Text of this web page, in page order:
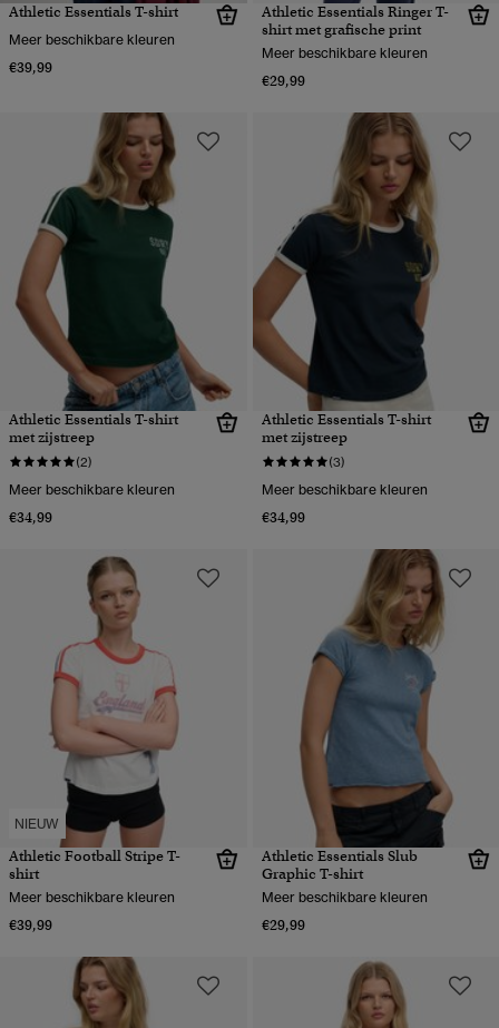
Athletic Essentials T-shirt
Meer beschikbare kleuren
€39,99
Athletic Essentials Ringer T-
shirt met grafische print
Meer beschikbare kleuren
€29,99
Athletic Essentials T-shirt
met zijstreep
(2)
Meer beschikbare kleuren
€34,99
Athletic Essentials T-shirt
met zijstreep
(3)
Meer beschikbare kleuren
€34,99
NIEUW
Athletic Football Stripe T-
shirt
Meer beschikbare kleuren
€39,99
Athletic Essentials Slub
Graphic T-shirt
Meer beschikbare kleuren
€29,99